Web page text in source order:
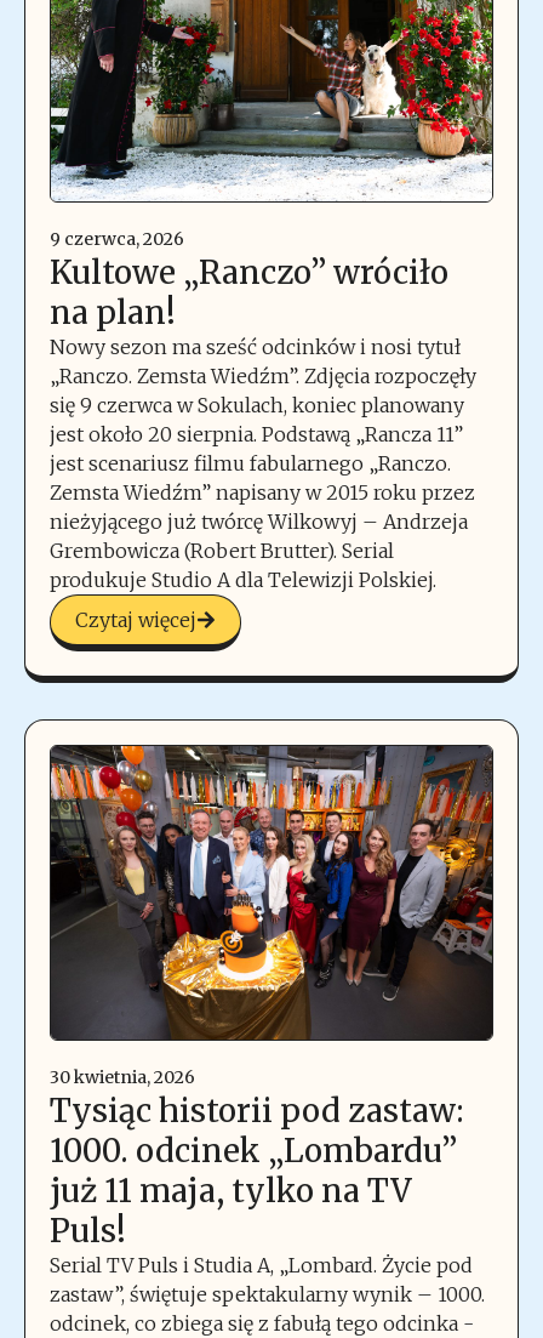
9 czerwca, 2026
Kultowe „Ranczo” wróciło
na plan!
Nowy sezon ma sześć odcinków i nosi tytuł
„Ranczo. Zemsta Wiedźm”. Zdjęcia rozpoczęły
się 9 czerwca w Sokulach, koniec planowany
jest około 20 sierpnia. Podstawą „Rancza 11”
jest scenariusz filmu fabularnego „Ranczo.
Zemsta Wiedźm” napisany w 2015 roku przez
nieżyjącego już twórcę Wilkowyj – Andrzeja
Grembowicza (Robert Brutter). Serial
produkuje Studio A dla Telewizji Polskiej.
Czytaj więcej
30 kwietnia, 2026
Tysiąc historii pod zastaw:
1000. odcinek „Lombardu”
już 11 maja, tylko na TV
Puls!
Serial TV Puls i Studia A, „Lombard. Życie pod
zastaw”, świętuje spektakularny wynik – 1000.
odcinek, co zbiega się z fabułą tego odcinka -